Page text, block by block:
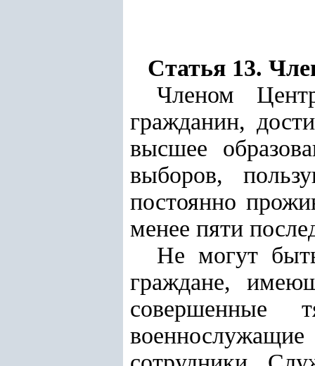
Статья 13.
Членом
гражданин,
высшее
выборов,
постоянно
менее пяти
Не могут
граждане,
совершенные